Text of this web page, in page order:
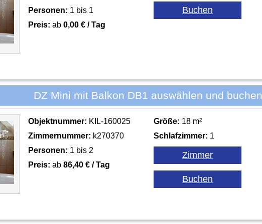
Personen: 1 bis 1
Preis: ab0,00 € / Tag
DZ Mini mit Balkon DB1 auswählen und
Objektnummer: KIL-160025
Zimmernummer: k270370
Personen: 1 bis 2
Preis: ab86,40 € / Tag
Größe: 18 m²
Schlafzimmer: 1